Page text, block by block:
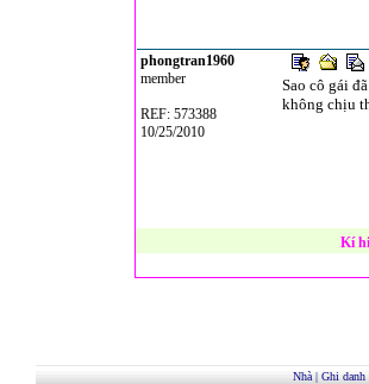
phongtran1960
member
REF: 573388
10/25/2010
Sao cô gái
không chịu
Kí
Nhà| Ghi danh